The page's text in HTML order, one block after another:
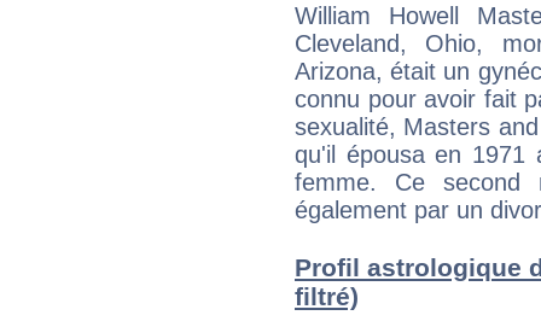
William Howell
Cleveland, Ohio,
Arizona, était un
connu pour avoir fait
sexualité, Masters
qu'il épousa en 1971
femme. Ce second
également par un
Profil astrologique
filtré)